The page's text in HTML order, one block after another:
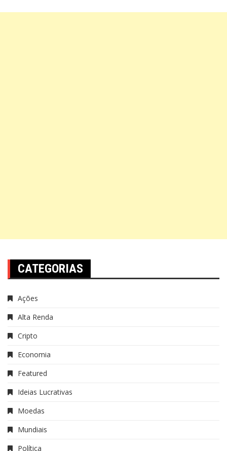
CATEGORIAS
Ações
Alta Renda
Cripto
Economia
Featured
Ideias Lucrativas
Moedas
Mundiais
Política